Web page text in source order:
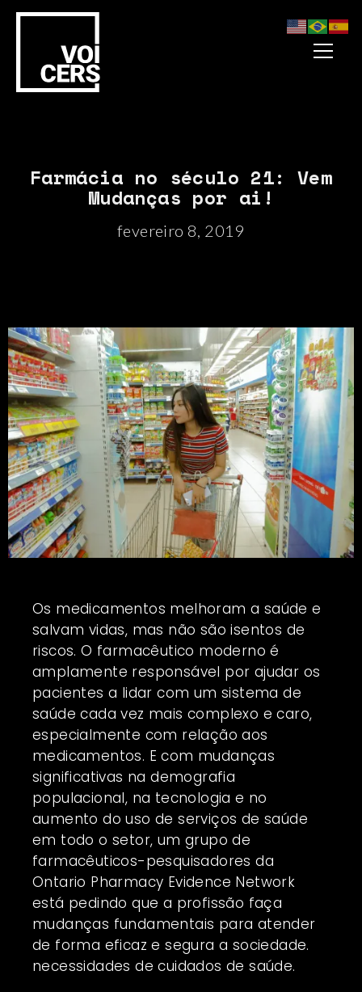
Farmácia no século 21: Vem
Mudanças por ai!
fevereiro 8, 2019
Os medicamentos melhoram a saúde e
salvam vidas, mas não são isentos de
riscos. O farmacêutico moderno é
amplamente responsável por ajudar os
pacientes a lidar com um sistema de
saúde cada vez mais complexo e caro,
especialmente com relação aos
medicamentos. E com mudanças
significativas na demografia
populacional, na tecnologia e no
aumento do uso de serviços de saúde
em todo o setor, um grupo de
farmacêuticos-pesquisadores da
Ontario Pharmacy Evidence Network
está pedindo que a profissão faça
mudanças fundamentais para atender
de forma eficaz e segura a sociedade.
necessidades de cuidados de saúde.